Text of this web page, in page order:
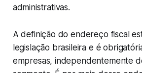
administrativas.
A definição do endereço fiscal
legislação brasileira e é
empresas, independentemente